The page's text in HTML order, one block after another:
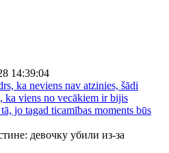
14:39:04
ka neviens nav atzinies, šādi
ka viens no vecākiem ir bijis
jo tagad ticamības moments būs
девочку убили из-за